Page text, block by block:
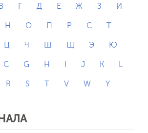
В Г Д Е Ж З И
Н О П Р С Т
Ц Ч Ш Щ Э Ю
C G H J K L
R S T V W Y